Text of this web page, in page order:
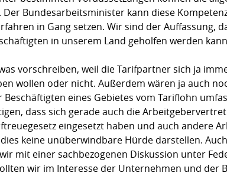
Bundesarbeitsminister kann diese
in Gang setzen. Wir sind der Auffassung,
in unserem Land geholfen werden
vorschreiben, weil die Tarifpartner sich ja
wollen oder nicht. Außerdem wären ja auch
Beschäftigten eines Gebietes vom Tariflohn
dass sich gerade auch die
eingesetzt haben und auch andere
keine unüberwindbare Hürde darstellen.
mit einer sachbezogenen Diskussion unter
wir im Interesse der Unternehmen und der